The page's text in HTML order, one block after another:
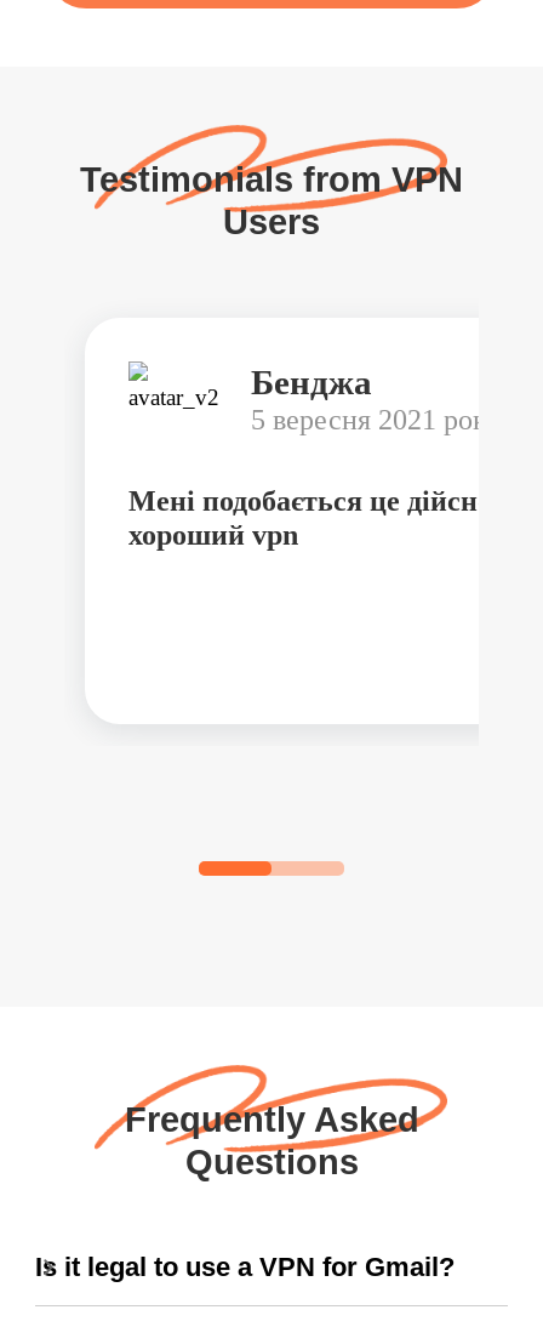
Testimonials from VPN
Users
Бенджа
5 вересня 2021 року
Мені подобається це дійсно
хороший vpn
Frequently Asked
Questions
Is it legal to use a VPN for Gmail?